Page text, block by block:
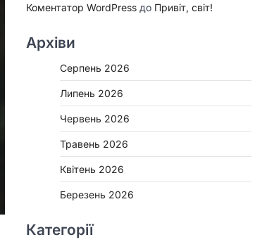
Коментатор WordPress до Привіт, світ!
Архіви
Серпень 2026
Липень 2026
Червень 2026
Травень 2026
Квітень 2026
Березень 2026
Категорії